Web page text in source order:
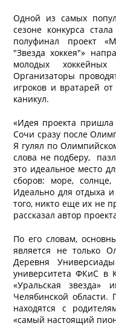
Одной из самых
сезоне конкурса
полуфинал проект
"Звезда хоккея"»
молодых
Организаторы
игроков и вратарей
каникул.
«Идея проекта
Сочи сразу после
Я гулял по
слова не подберу,
это идеальное место
сборов: море,
Идеально для отдыха
того, никто еще их не
рассказал автор
По его словам,
является не только
Деревня Универсиады
университета ФКиС в
«Уральская
Челябинской
находятся с
«самый настоящий